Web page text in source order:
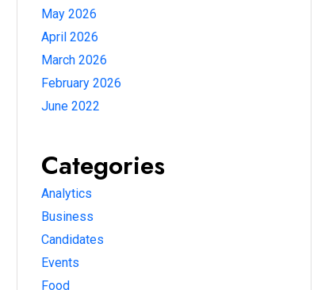
May 2026
April 2026
March 2026
February 2026
June 2022
Categories
Analytics
Business
Candidates
Events
Food